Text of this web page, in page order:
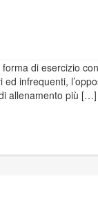
di esercizio
infrequenti,
allenamento più […]